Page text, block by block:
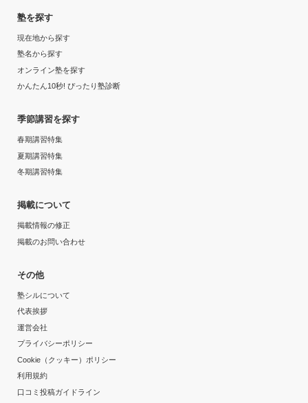
塾を探す
現在地から探す
塾名から探す
オンライン塾を探す
かんたん10秒! ぴったり塾診断
季節講習を探す
春期講習特集
夏期講習特集
冬期講習特集
掲載について
掲載情報の修正
掲載のお問い合わせ
その他
塾シルについて
代表挨拶
運営会社
プライバシーポリシー
Cookie（クッキー）ポリシー
利用規約
口コミ投稿ガイドライン